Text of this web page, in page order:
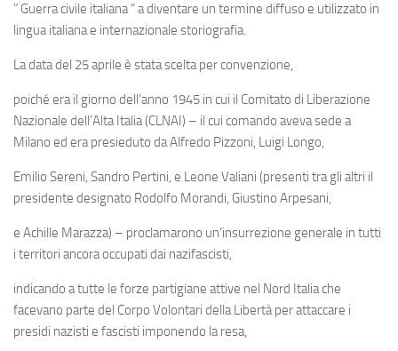
” Guerra civile italiana ” a diventare un termine diffuso e utilizzato in
lingua italiana e internazionale storiografia.
La data del 25 aprile è stata scelta per convenzione,
poiché era il giorno dell’anno 1945 in cui il Comitato di Liberazione
Nazionale dell’Alta Italia (CLNAI) – il cui comando aveva sede a
Milano ed era presieduto da Alfredo Pizzoni, Luigi Longo,
Emilio Sereni, Sandro Pertini, e Leone Valiani (presenti tra gli altri il
presidente designato Rodolfo Morandi, Giustino Arpesani,
e Achille Marazza) – proclamarono un’insurrezione generale in tutti
i territori ancora occupati dai nazifascisti,
indicando a tutte le forze partigiane attive nel Nord Italia che
facevano parte del Corpo Volontari della Libertà per attaccare i
presidi nazisti e fascisti imponendo la resa,